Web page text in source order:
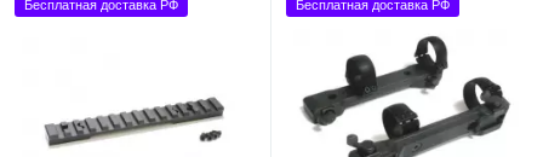
Бесплатная доставка РФ Бесплатная доставка РФ